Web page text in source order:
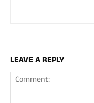
LEAVE A REPLY